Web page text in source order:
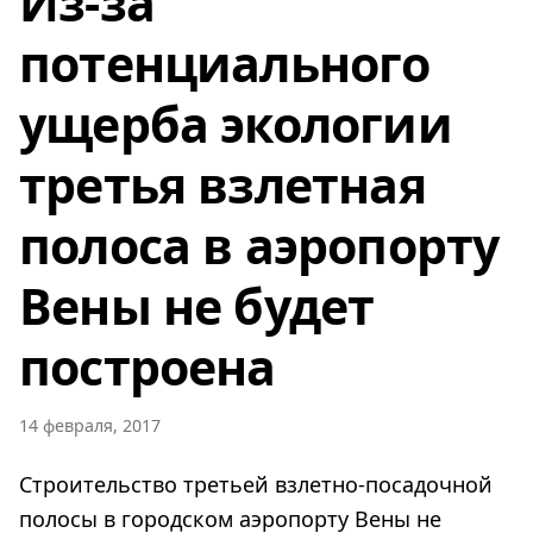
потенциального
ущерба экологии
третья взлетная
полоса в аэропорту
Вены не будет
построена
14 февраля, 2017
Строительство третьей взлетно-посадочной
полосы в городском аэропорту Вены не